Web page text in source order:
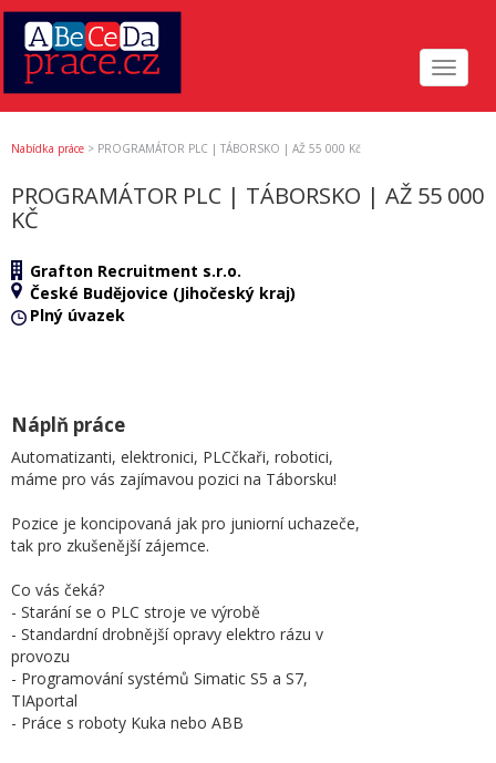
Toggle
Nabídka práce > PROGRAMÁTOR PLC | TÁBORSKO | AŽ 55 000 Kč
PROGRAMÁTOR PLC | TÁBORSKO | AŽ 55 000
KČ
Grafton Recruitment s.r.o.
České Budějovice (Jihočeský kraj)
Plný úvazek
Náplň práce
Automatizanti, elektronici, PLCčkaři, robotici,
máme pro vás zajímavou pozici na Táborsku!
Pozice je koncipovaná jak pro juniorní uchazeče,
tak pro zkušenější zájemce.
Co vás čeká?
- Starání se o PLC stroje ve výrobě
- Standardní drobnější opravy elektro rázu v
provozu
- Programování systémů Simatic S5 a S7,
TIAportal
- Práce s roboty Kuka nebo ABB